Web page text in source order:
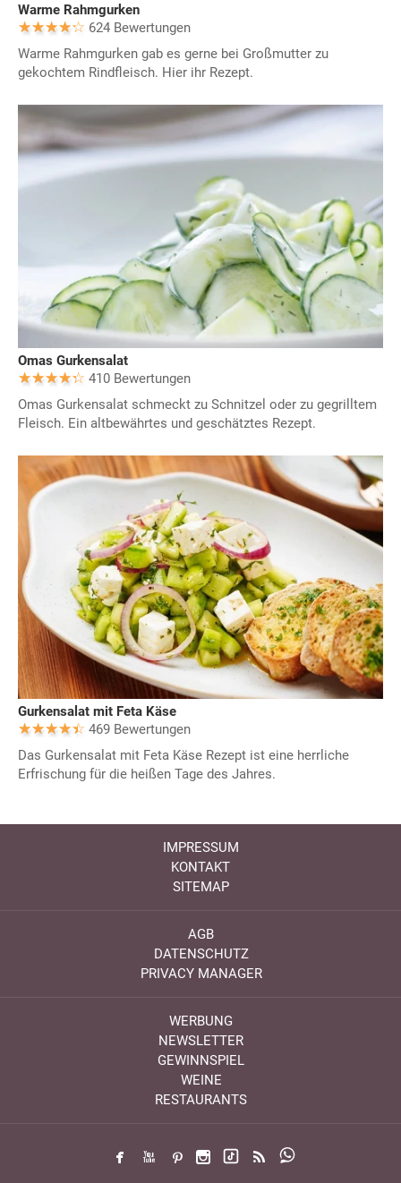
Warme Rahmgurken
624 Bewertungen
Warme Rahmgurken gab es gerne bei Großmutter zu
gekochtem Rindfleisch. Hier ihr Rezept.
Omas Gurkensalat
410 Bewertungen
Omas Gurkensalat schmeckt zu Schnitzel oder zu gegrilltem
Fleisch. Ein altbewährtes und geschätztes Rezept.
Gurkensalat mit Feta Käse
469 Bewertungen
Das Gurkensalat mit Feta Käse Rezept ist eine herrliche
Erfrischung für die heißen Tage des Jahres.
IMPRESSUM
KONTAKT
SITEMAP
AGB
DATENSCHUTZ
PRIVACY MANAGER
WERBUNG
NEWSLETTER
GEWINNSPIEL
WEINE
RESTAURANTS